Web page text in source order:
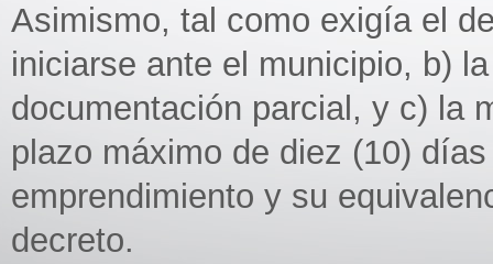
Asimismo, tal como exigía el
iniciarse ante el municipio, b)
documentación parcial, y c) la
plazo máximo de diez (10)
emprendimiento y su
decreto.